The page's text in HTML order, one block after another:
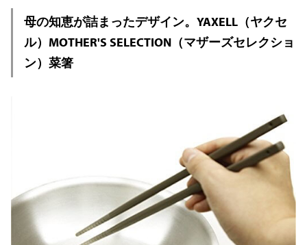
母の知恵が詰まったデザイン。YAXELL（ヤクセ
ル）MOTHER'S SELECTION（マザーズセレクショ
ン）菜箸